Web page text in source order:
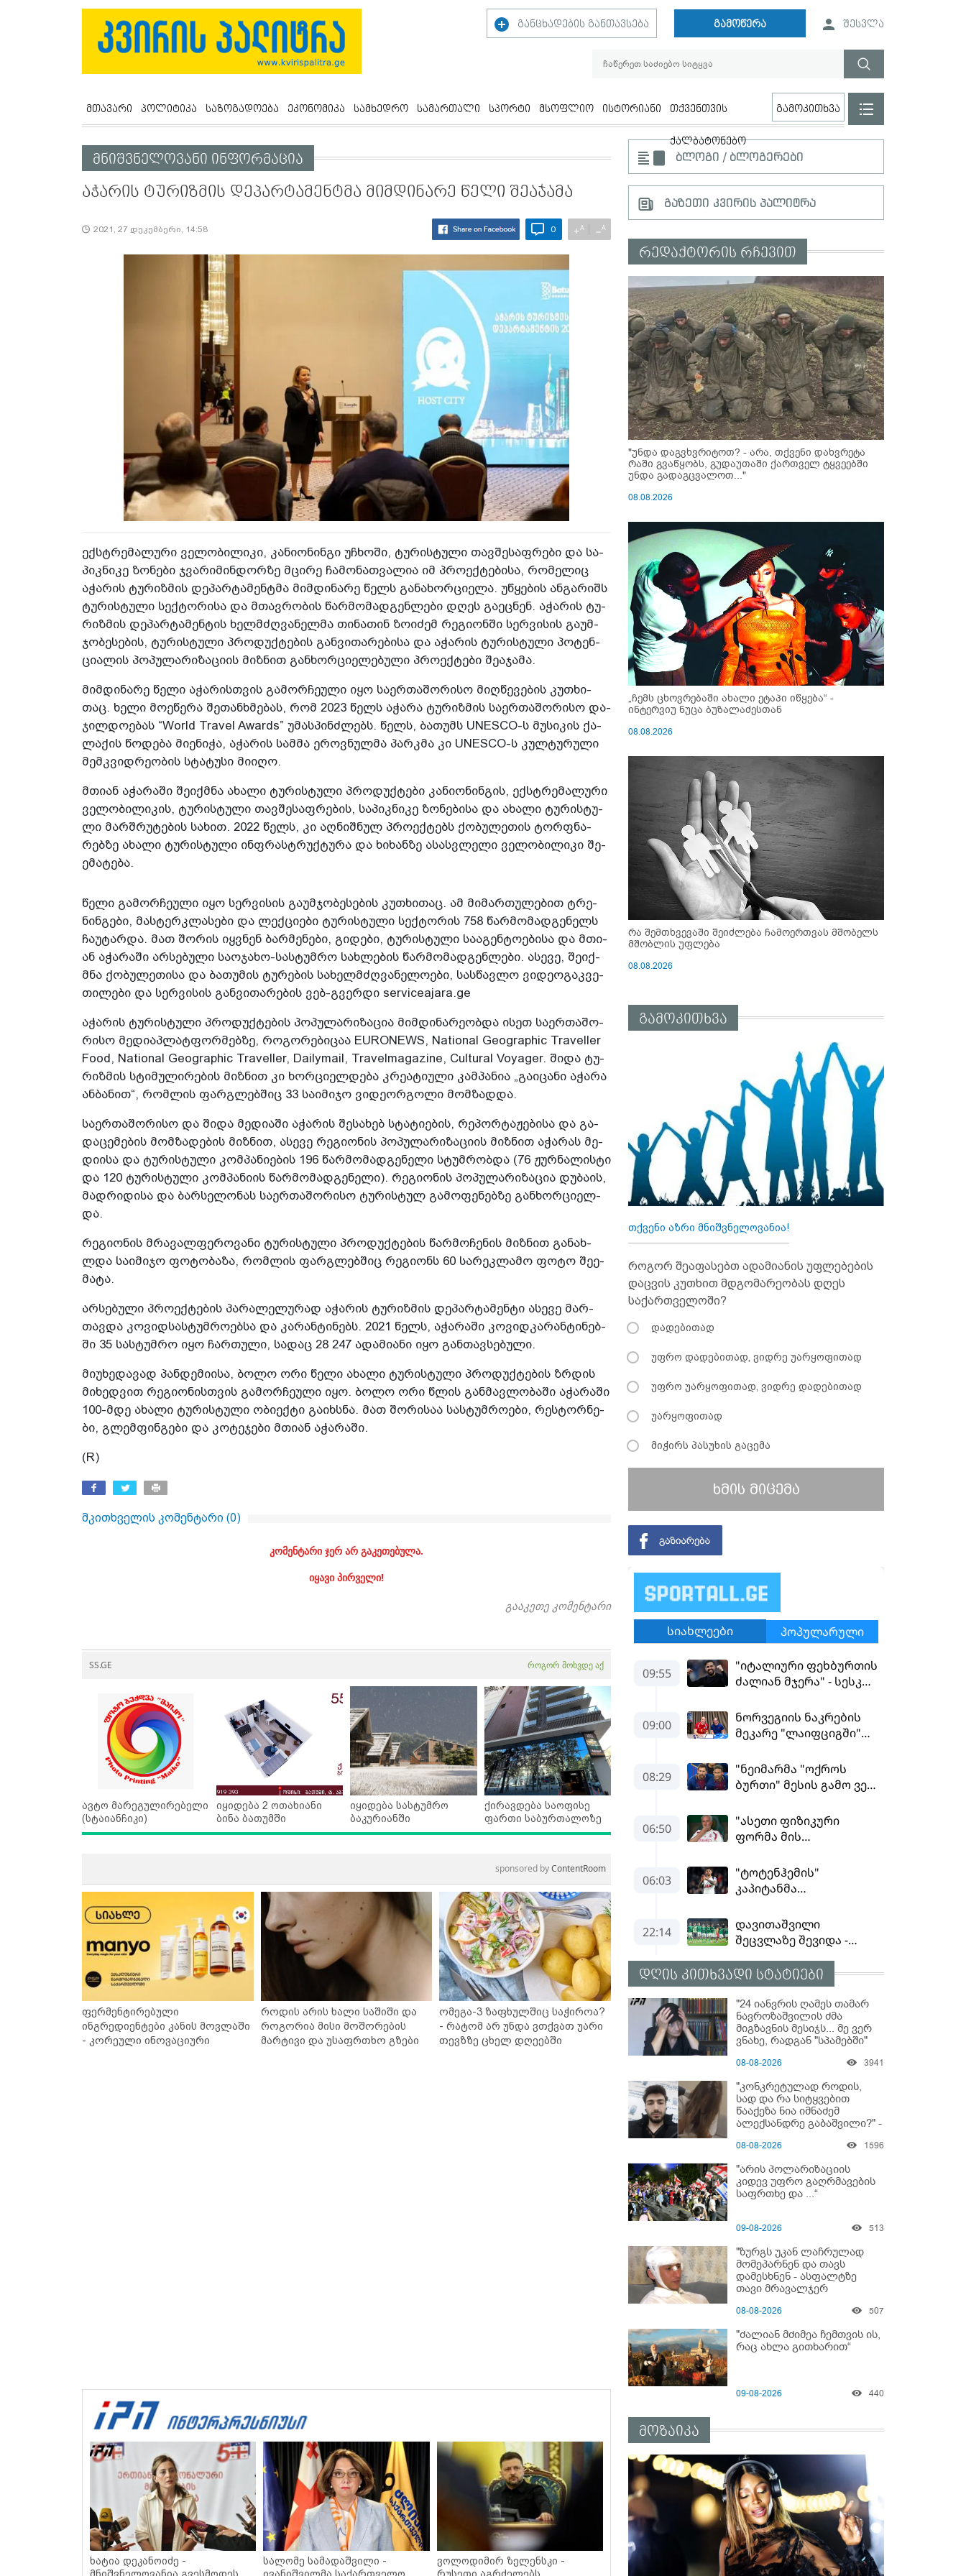
განცხადების განთავსება გამოწერა შესვლა
მთავარი პოლიტიკა საზოგადოება ეკონომიკა სამხედრო სამართალი სპორტი მსოფლიო ისტორიანი თქვენთვის
ქალბატონებო
გამოკითხვა
მნიშვნელოვანი ინფორმაცია
აჭარის ტურიზმის დეპარტამენტმა მიმდინარე წელი შეაჯამა
2021, 27 დეკემბერი, 14:58 0 +A −A
ექ­სტრე­მა­ლუ­რი ვე­ლო­ბი­ლი­კი, კა­ნი­ო­ნინ­გი უჩხო­ში, ტუ­რის­ტუ­ლი თავ­შე­საფ­რე­ბი და სა­
პიკ­ნი­კე ზო­ნე­ბი ჯვა­რი­მინ­დორ­ზე მცი­რე ჩა­მო­ნათ­ვა­ლია იმ პრო­ექ­ტე­ბი­სა, რო­მე­ლიც
აჭა­რის ტუ­რიზ­მის დე­პარ­ტა­მენ­ტმა მიმ­დი­ნა­რე წელს გა­ნა­ხორ­ცი­ე­ლა. უწყე­ბის ან­გა­რიშს
ტუ­რის­ტუ­ლი სექ­ტო­რი­სა და მთავ­რო­ბის წარ­მო­მად­გენ­ლე­ბი დღეს გა­ეც­ნენ. აჭა­რის ტუ­
რიზ­მის დე­პარ­ტა­მენ­ტის ხელ­მძღვა­ნელ­მა თი­ნა­თინ ზო­ი­ძემ რე­გი­ონ­ში სერ­ვი­სის გა­უმ­
ჯო­ბე­სე­ბის, ტუ­რის­ტუ­ლი პრო­დუქ­ტე­ბის გან­ვი­თა­რე­ბი­სა და აჭა­რის ტუ­რის­ტუ­ლი პო­ტენ­
ცი­ა­ლის პო­პუ­ლა­რი­ზა­ცი­ის მიზ­ნით გან­ხორ­ცი­ე­ლე­ბუ­ლი პრო­ექ­ტე­ბი შე­ა­ჯა­მა.
მიმ­დი­ნა­რე წელი აჭა­რის­თვის გა­მორ­ჩე­უ­ლი იყო სა­ერ­თა­შო­რი­სო მიღ­წე­ვე­ბის კუ­თხი­
თაც. ხელი მო­ე­წე­რა შე­თან­ხმე­ბას, რომ 2023 წელს აჭა­რა ტუ­რიზ­მის სა­ერ­თა­შო­რი­სო და­
ჯილ­დო­ე­ბას “World Travel Awards” უმას­პინ­ძლებს. წელს, ბა­თუმს UNESCO-ს მუ­სი­კის ქა­
ლა­ქის წო­დე­ბა მი­ე­ნი­ჭა, აჭა­რის სამ­მა ეროვ­ნულ­მა პარ­კმა კი UNESCO-ს კულ­ტუ­რუ­ლი
მემ­კვიდ­რე­ო­ბის სტა­ტუ­სი მი­ი­ღო.
მთი­ან აჭა­რა­ში შე­იქ­მნა ახა­ლი ტუ­რის­ტუ­ლი პრო­დუქ­ტე­ბი კა­ნი­ო­ნინ­გის, ექ­სტრე­მა­ლუ­რი
ვე­ლო­ბი­ლი­კის, ტუ­რის­ტუ­ლი თავ­შე­საფ­რე­ბის, სა­პიკ­ნი­კე ზო­ნე­ბი­სა და ახა­ლი ტუ­რის­ტუ­
ლი მარ­შრუ­ტე­ბის სა­ხით. 2022 წელს, კი აღ­ნიშ­ნულ პრო­ექ­ტებს ქო­ბუ­ლე­თის ტორფნა­
რებ­ზე ახა­ლი ტუ­რის­ტუ­ლი ინფრას­ტრუქ­ტუ­რა და ხი­ხან­ზე ასას­ვლე­ლი ვე­ლო­ბი­ლი­კი შე­
ე­მა­ტე­ბა.
წელი გა­მორ­ჩე­უ­ლი იყო სერ­ვი­სის გა­უმ­ჯო­ბე­სე­ბის კუ­თხი­თაც. ამ მი­მარ­თუ­ლე­ბით ტრე­
ნინ­გე­ბი, მას­ტერკლა­სე­ბი და ლექ­ცი­ე­ბი ტუ­რის­ტუ­ლი სექ­ტო­რის 758 წარ­მო­მად­გე­ნელს
ჩა­უ­ტარ­და. მათ შო­რის იყ­ვნენ ბარ­მე­ნე­ბი, გი­დე­ბი, ტუ­რის­ტუ­ლი სა­ა­გენ­ტო­ე­ბი­სა და მთი­
ან აჭა­რა­ში არ­სე­ბუ­ლი სა­ო­ჯა­ხო-სას­ტუმ­რო სახ­ლე­ბის წარ­მო­მად­გენ­ლე­ბი. ასე­ვე, შე­იქ­
მნა ქო­ბუ­ლე­თი­სა და ბა­თუ­მის ტუ­რე­ბის სა­ხელ­მძღვა­ნე­ლო­ე­ბი, სას­წავ­ლო ვი­დე­ო­გაკ­ვე­
თი­ლე­ბი და სერ­ვი­სის გან­ვი­თა­რე­ბის ვებ-გვერ­დი serviceajara.ge
აჭა­რის ტუ­რის­ტუ­ლი პრო­დუქ­ტე­ბის პო­პუ­ლა­რი­ზა­ცია მიმ­დი­ნა­რე­ობ­და ისეთ სა­ერ­თა­შო­
რი­სო მე­დი­აპ­ლატ­ფორ­მებ­ზე, რო­გო­რე­ბი­ცაა EURONEWS, National Geographic Traveller
Food, National Geographic Traveller, Dailymail, Travelmagazine, Cultural Voyager. შიდა ტუ­
რიზ­მის სტი­მუ­ლი­რე­ბის მიზ­ნით კი ხორ­ცი­ელ­დე­ბა კრე­ა­ტი­უ­ლი კამ­პა­ნია „გა­ი­ცა­ნი აჭა­რა
ან­ბა­ნით“, რომ­ლის ფარ­გლებ­შიც 33 სა­ი­მი­ჯო ვი­დე­ორ­გო­ლი მომ­ზად­და.
სა­ერ­თა­შო­რი­სო და შიდა მე­დი­ა­ში აჭა­რის შე­სა­ხებ სტა­ტი­ე­ბის, რე­პორ­ტა­ჟე­ბი­სა და გა­
და­ცე­მე­ბის მომ­ზა­დე­ბის მიზ­ნით, ასე­ვე რე­გი­ო­ნის პო­პუ­ლა­რი­ზა­ცი­ის მიზ­ნით აჭა­რას მე­
დი­ი­სა და ტუ­რის­ტუ­ლი კომ­პა­ნი­ე­ბის 196 წარ­მო­მად­გე­ნე­ლი სტუმ­რობ­და (76 ჟურ­ნა­ლის­ტი
და 120 ტუ­რის­ტუ­ლი კომ­პა­ნი­ის წარ­მო­მად­გე­ნე­ლი). რე­გი­ო­ნის პო­პუ­ლა­რი­ზა­ცია დუ­ბა­ის,
მად­რი­დი­სა და ბარ­სე­ლო­ნას სა­ერ­თა­შო­რი­სო ტუ­რის­ტულ გა­მო­ფე­ნებ­ზე გან­ხორ­ცი­ელ­
და.
რე­გი­ო­ნის მრა­ვალ­ფე­რო­ვა­ნი ტუ­რის­ტუ­ლი პრო­დუქ­ტე­ბის წარ­მო­ჩე­ნის მიზ­ნით გა­ნახ­
ლდა სა­ი­მი­ჯო ფო­ტო­ბა­ზა, რომ­ლის ფარ­გლებ­შიც რე­გი­ონს 60 სა­რეკ­ლა­მო ფოტო შე­ე­
მა­ტა.
არ­სე­ბუ­ლი პრო­ექ­ტე­ბის პა­რა­ლე­ლუ­რად აჭა­რის ტუ­რიზ­მის დე­პარ­ტა­მენ­ტი ასე­ვე მარ­
თავ­და კო­ვიდ­სას­ტუმ­რო­ებ­სა და კა­რან­ტი­ნებს. 2021 წელს, აჭა­რა­ში კო­ვიდ­კა­რან­ტი­ნებ­
ში 35 სას­ტუმ­რო იყო ჩარ­თუ­ლი, სა­დაც 28 247 ადა­მი­ა­ნი იყო გან­თავ­სე­ბუ­ლი.
მი­უ­ხე­და­ვად პან­დე­მი­ი­სა, ბოლო ორი წელი ახა­ლი ტუ­რის­ტუ­ლი პრო­დუქ­ტე­ბის ზრდის
მი­ხედ­ვით რე­გი­ო­ნის­თვის გა­მორ­ჩე­უ­ლი იყო. ბოლო ორი წლის გან­მავ­ლო­ბა­ში აჭა­რა­ში
100-მდე ახა­ლი ტუ­რის­ტუ­ლი ობი­ექ­ტი გა­იხ­სნა. მათ შო­რი­საა სას­ტუმ­რო­ე­ბი, რეს­ტორ­ნე­
ბი, გლემ­ფინ­გე­ბი და კო­ტე­ჯე­ბი მთი­ან აჭა­რა­ში.
(R)
მკითხველის კომენტარი (0)
კომენტარი ჯერ არ გაკეთებულა.
იყავი პირველი!
გააკეთე კომენტარი
SS.GE როგორ მოხვდე აქ
ავტო მარეგულირებელი
(სტაიანჩიკი)
იყიდება 2 ოთახიანი
ბინა ბათუმში
იყიდება სასტუმრო
ბაკურიანში
ქირავდება საოფისე
ფართი საბურთალოზე
sponsored byContentRoom
ფერმენტირებული
ინგრედიენტები კანის მოვლაში
- კორეული ინოვაციური
როდის არის ხალი საშიში და
როგორია მისი მოშორების
მარტივი და უსაფრთხო გზები
ომეგა-3 ზაფხულშიც საჭიროა?
- რატომ არ უნდა ვთქვათ უარი
თევზზე ცხელ დღეებში
ხატია დეკანოიძე -
სალომე სამადაშვილი -
ვოლოდიმირ ზელენსკი -
ბლოგი / ბლოგერები
გაზეთი კვირის პალიტრა
რედაქტორის რჩევით
"უნდა დაგვხვრიტოთ? - არა, თქვენი დახვრეტა
რაში გვაწყობს, გუდაუთაში ქართველ ტყვეებში
უნდა გადაგცვალოთ..."
08.08.2026
„ჩემს ცხოვრებაში ახალი ეტაპი იწყება“ -
ინტერვიუ ნუცა ბუზალაძესთან
08.08.2026
რა შემთხვევაში შეიძლება ჩამოერთვას მშობელს
მშობლის უფლება
08.08.2026
გამოკითხვა
თქვენი აზრი მნიშვნელოვანია!
როგორ შეაფასებთ ადამიანის უფლებების
დაცვის კუთხით მდგომარეობას დღეს
საქართველოში?
დადებითად
უფრო დადებითად, ვიდრე უარყოფითად
უფრო უარყოფითად, ვიდრე დადებითად
უარყოფითად
მიჭირს პასუხის გაცემა
ხმის მიცემა
დღის კითხვადი სტატიები
"24 იანვრის ღამეს თამარ
ნავროზაშვილის ძმა
მიგზავნის მესიჯს... მე ვერ
ვნახე, რადგან "სპამებში"
იმნაძის ბიძამ ეკა
ავალიანის დედა "სქრინს"
აქვეყნებს
08-08-2026 3941
"კონკრეტულად როდის,
სად და რა სიტყვებით
წააქეზა ნია იმნაძემ
ალექსანდრე გაბაშვილი?" -
ნია იმნაძის ბებია?
08-08-2026 1596
"არის პოლარიზაციის
კიდევ უფრო გაღრმავების
საფრთხე და ...“
09-08-2026 513
"ზურგს უკან ლაჩრულად
მომეპარნენ და თავს
დამესხნენ - ასფალტზე
თავი მრავალჯერ
ჰყვება კურიერი, რომელსაც
სასტიკად გაუსწორდნენ?
08-08-2026 507
"ძალიან მძიმეა ჩემთვის ის,
რაც ახლა გითხარით“
09-08-2026 440
მოზაიკა